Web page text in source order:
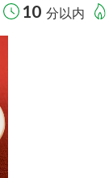
10 分以内